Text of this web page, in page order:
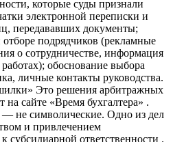
которые суды признали
электронной переписки и
передававших документы;
подрядчиков (рекламные
о сотрудничестве, информация
обоснование выбора
личные контакты руководства.
Это решения арбитражных
на сайте «Время бухгалтера» .
не символические. Одно из дел
и привлечением
субсидиарной ответственности .